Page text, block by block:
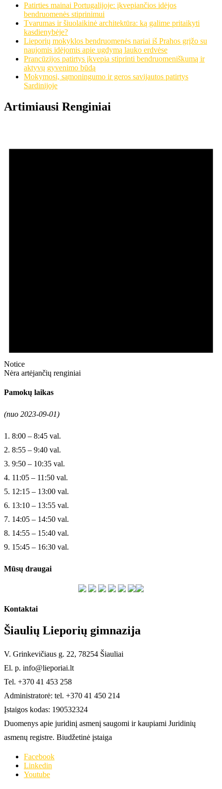
Patirties mainai Portugalijoje: įkvepiančios idėjos
bendruomenės stiprinimui
Tvarumas ir šiuolaikinė architektūra: ką galime pritaikyti
kasdienybėje?
Lieporių mokyklos bendruomenės nariai iš Prahos grįžo su
naujomis idėjomis apie ugdymą lauko erdvėse
Prancūzijos patirtys įkvepia stiprinti bendruomeniškumą ir
aktyvų gyvenimo būdą
Mokymosi, sąmoningumo ir geros savijautos patirtys
Sardinijoje
Artimiausi Renginiai
Notice
Nėra artėjančių renginiai
Pamokų laikas
(nuo 2023-09-01)
1. 8:00 – 8:45 val.
2. 8:55 – 9:40 val.
3. 9:50 – 10:35 val.
4. 11:05 – 11:50 val.
5. 12:15 – 13:00 val.
6. 13:10 – 13:55 val.
7. 14:05 – 14:50 val.
8. 14:55 – 15:40 val.
9. 15:45 – 16:30 val.
Mūsų draugai
Kontaktai
Šiaulių Lieporių gimnazija
V. Grinkevičiaus g. 22, 78254 Šiauliai
El. p. info@lieporiai.lt
Tel. +370 41 453 258
Administratorė: tel. +370 41 450 214
Įstaigos kodas: 190532324
Duomenys apie juridinį asmenį saugomi ir kaupiami Juridinių
asmenų registre. Biudžetinė įstaiga
Facebook
Linkedin
Youtube